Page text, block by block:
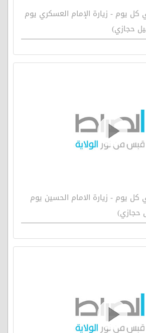
كل يوم - زيارة الإمام العسكري يوم
حجازي)
كل يوم - زيارة الامام الحسين يوم
حجازي)